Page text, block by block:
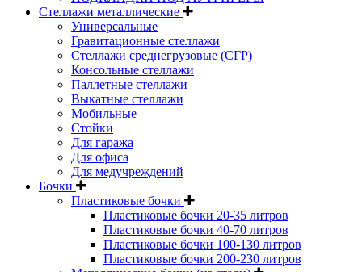
Стеллажи металлические
Универсальные
Гравитационные стеллажи
Стеллажи среднегрузовые (СГР)
Консольные стеллажи
Паллетные стеллажи
Выкатные стеллажи
Мобильные
Стойки
Для гаража
Для офиса
Для медучреждений
Бочки
Пластиковые бочки
Пластиковые бочки 20-35 литров
Пластиковые бочки 40-70 литров
Пластиковые бочки 100-130 литров
Пластиковые бочки 200-230 литров